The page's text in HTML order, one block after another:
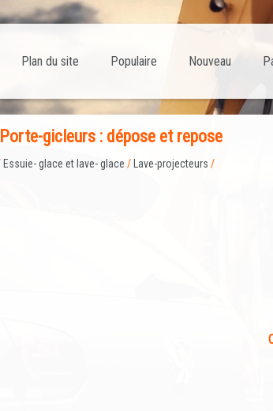
Nouveau
Populaire
Plan du site
gicleurs : dépose et repose
Essuie- glace et lave- glace / Lave-projecteurs /